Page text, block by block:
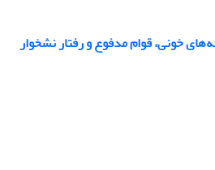
خونی، قوام مدفوع و رفتار نشخوار